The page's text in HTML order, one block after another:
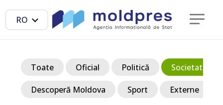
RO
Toate Oficial Politică Societate
Descoperă Moldova Sport Externe